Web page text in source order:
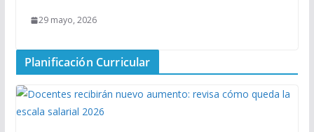
29 mayo, 2026
Planificación Curricular